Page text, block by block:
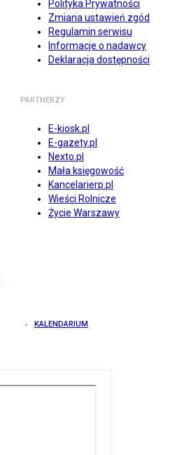
Polityka Prywatności
Zmiana ustawień zgód
Regulamin serwisu
Informacje o nadawcy
Deklaracja dostępności
PARTNERZY
E-kiosk.pl
E-gazety.pl
Nexto.pl
Mała księgowość
Kancelarierp.pl
Wieści Rolnicze
Życie Warszawy
KALENDARIUM